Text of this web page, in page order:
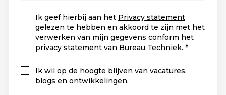
Ik geef hierbij aan het Privacy statement
gelezen te hebben en akkoord te zijn met het
verwerken van mijn gegevens conform het
privacy statement van Bureau Techniek.
Ik wil op de hoogte blijven van vacatures,
blogs en ontwikkelingen.